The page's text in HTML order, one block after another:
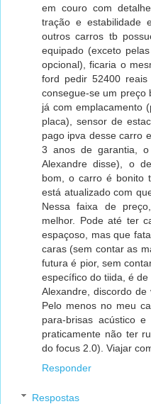
em couro com
tração e estabilidade
outros carros tb
equipado (exceto
opcional), ficaria o
ford pedir 52400
consegue-se um preço
já com emplacamento
placa), sensor de
pago ipva desse carro
3 anos de garantia,
Alexandre disse), o
bom, o carro é bonito
está atualizado com
Nessa faixa de
melhor. Pode até ter
espaçoso, mas que
caras (sem contar as
futura é pior, sem
específico do tiida, é de
Alexandre, discordo
Pelo menos no meu
para-brisas acústico
praticamente não ter
do focus 2.0). Viajar
Responder
Respostas